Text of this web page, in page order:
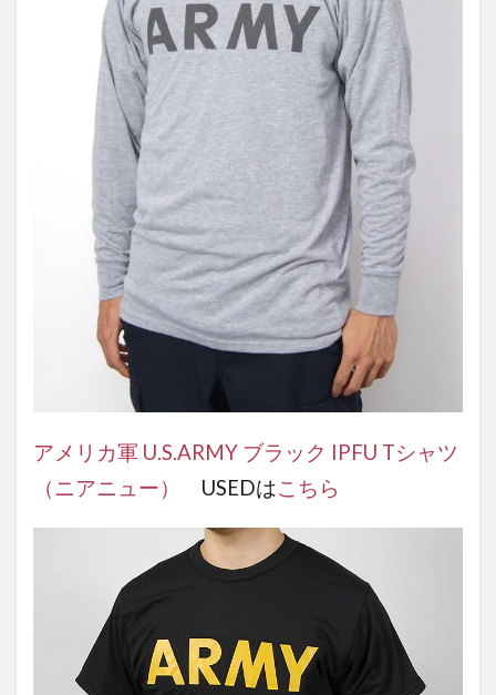
アメリカ軍 U.S.ARMY ブラック IPFU Tシャツ
（ニアニュー）
USEDはこちら